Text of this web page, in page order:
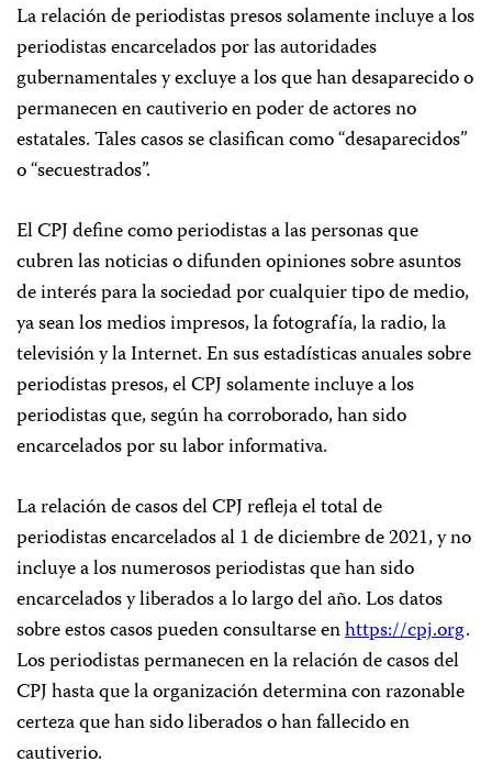
La relación de periodistas presos solamente incluye a los
periodistas encarcelados por las autoridades
gubernamentales y excluye a los que han desaparecido o
permanecen en cautiverio en poder de actores no
estatales. Tales casos se clasifican como “desaparecidos”
o “secuestrados”.
El CPJ define como periodistas a las personas que
cubren las noticias o difunden opiniones sobre asuntos
de interés para la sociedad por cualquier tipo de medio,
ya sean los medios impresos, la fotografía, la radio, la
televisión y la Internet. En sus estadísticas anuales sobre
periodistas presos, el CPJ solamente incluye a los
periodistas que, según ha corroborado, han sido
encarcelados por su labor informativa.
La relación de casos del CPJ refleja el total de
periodistas encarcelados al 1 de diciembre de 2021, y no
incluye a los numerosos periodistas que han sido
encarcelados y liberados a lo largo del año. Los datos
sobre estos casos pueden consultarse enhttps://cpj.org.
Los periodistas permanecen en la relación de casos del
CPJ hasta que la organización determina con razonable
certeza que han sido liberados o han fallecido en
cautiverio.